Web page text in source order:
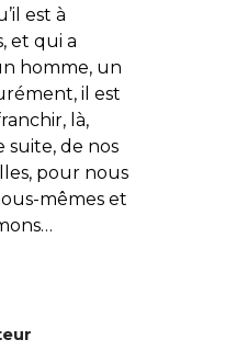
est à
et qui a
homme, un
il est
là,
de nos
pour nous
mêmes et